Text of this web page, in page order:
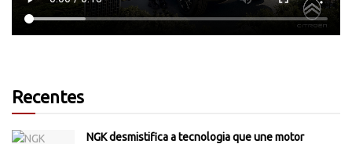
Recentes
NGK desmistifica a tecnologia que une motor